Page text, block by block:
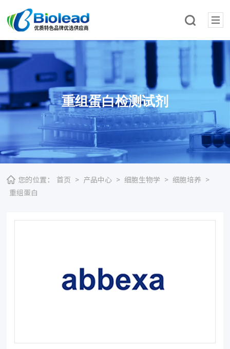
重组蛋白检测试剂
您的位置： 首页 > 产品中心 > 细胞生物学 > 细胞培养
>
重组蛋白